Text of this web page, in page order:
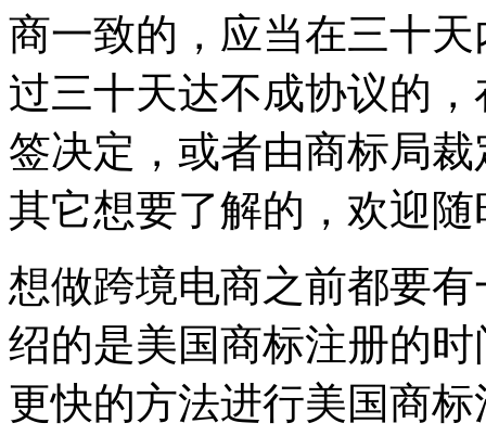
商一致的，应当在三十
过三十天达不成协议的
签决定，或者由商标局
其它想要了解的，欢迎
想做跨境电商之前都要
绍的是美国商标注册的
更快的方法进行美国商